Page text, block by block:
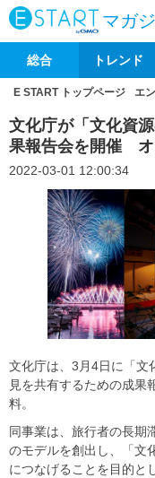
マガ
総合 トレンド
E START トップページ エ
文化庁が「文化資
果報告会を開催
2022-03-01 12:00:34
文化庁は、3月4日に「文
見を共有するための成果
料。
同事業は、旅行者の長期
のモデルを創出し、「文
につなげることを目的と